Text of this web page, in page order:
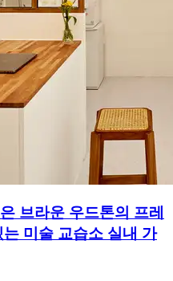
브라운 우드톤의 프레
미술 교습소 실내 가